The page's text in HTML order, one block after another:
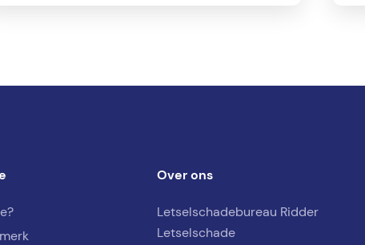
Over ons
Letselschadebureau Ridder
Letselschade